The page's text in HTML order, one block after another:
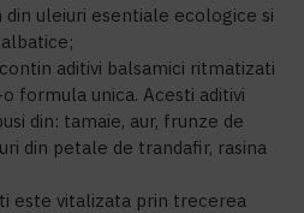
uleiuri esentiale ecologice si
aditivi balsamici ritmatizati
formula unica. Acesti aditivi
din: tamaie, aur, frunze de
din petale de trandafir, rasina
este vitalizata prin trecerea